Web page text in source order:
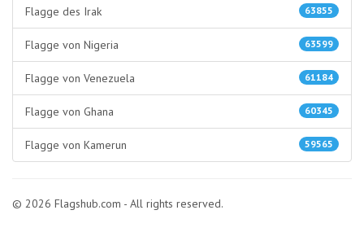
63855
Flagge des Irak
63599
Flagge von Nigeria
61184
Flagge von Venezuela
60345
Flagge von Ghana
59565
Flagge von Kamerun
© 2026 Flagshub.com - All rights reserved.